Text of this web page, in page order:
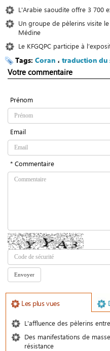
L'Arabie saoudite offre 3 700
Un groupe de pèlerins visite
Médine
Le KFGQPC participe à
Tags: Coran ، traduction du
Votre commentaire
Prénom
Email
* Commentaire
Les plus vues
L'affluence des pèlerins
Des manifestations de
résistance